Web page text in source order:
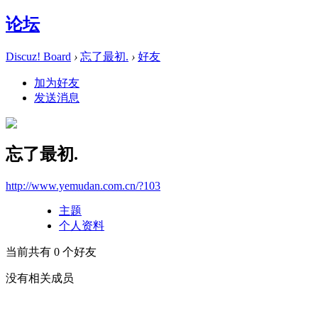
论坛
Discuz! Board › 忘了最初. › 好友
加为好友
发送消息
忘了最初.
http://www.yemudan.com.cn/?103
主题
个人资料
当前共有 0 个好友
没有相关成员